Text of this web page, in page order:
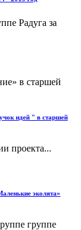
Радуга за
в старшей
идей " в старшей
проекта...
эколята»
группе